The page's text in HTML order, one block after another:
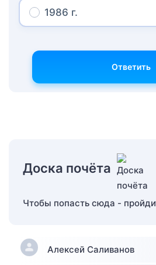
1986 г.
Ответить
Доска почёта
Чтобы попасть сюда -
Алексей Саливанов